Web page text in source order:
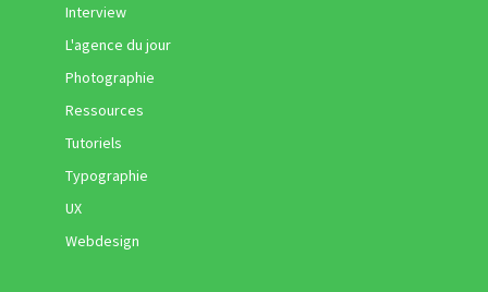
Interview
L'agence du jour
Photographie
Ressources
Tutoriels
Typographie
UX
Webdesign